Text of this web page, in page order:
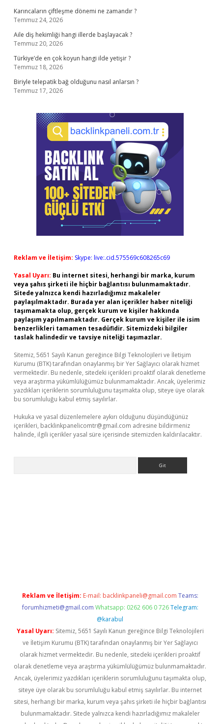
Karıncaların çiftleşme dönemi ne zamandır ?
Temmuz 24, 2026
Aile diş hekimliği hangi illerde başlayacak ?
Temmuz 20, 2026
Türkiye’de en çok koyun hangi ilde yetişir ?
Temmuz 18, 2026
Biriyle telepatik bağ olduğunu nasıl anlarsın ?
Temmuz 17, 2026
Reklam ve İletişim: Skype: live:.cid.575569c608265c69
Yasal Uyarı: Bu internet sitesi, herhangi bir marka, kurum
veya şahıs şirketi ile hiçbir bağlantısı bulunmamaktadır.
Sitede yalnızca kendi hazırladığımız makaleler
paylaşılmaktadır. Burada yer alan içerikler haber niteliği
taşımamakta olup, gerçek kurum ve kişiler hakkında
paylaşım yapılmamaktadır. Gerçek kurum ve kişiler ile isim
benzerlikleri tamamen tesadüfidir. Sitemizdeki bilgiler
taslak halindedir ve tavsiye niteliği taşımazlar.
Sitemiz, 5651 Sayılı Kanun gereğince Bilgi Teknolojileri ve İletişim
Kurumu (BTK) tarafından onaylanmış bir Yer Sağlayıcı olarak hizmet
vermektedir. Bu nedenle, sitedeki içerikleri proaktif olarak denetleme
veya araştırma yükümlülüğümüz bulunmamaktadır. Ancak, üyelerimiz
yazdıkları içeriklerin sorumluluğunu taşımakta olup, siteye üye olarak
bu sorumluluğu kabul etmiş sayılırlar.
Hukuka ve yasal düzenlemelere aykırı olduğunu düşündüğünüz
içerikleri, backlinkpanelicomtr@gmail.com adresine bildirmeniz
halinde, ilgili içerikler yasal süre içerisinde sitemizden kaldırılacaktır.
Reklam ve İletişim: E-mail: backlinkpaneli@gmail.com Teams:
forumhizmeti@gmail.com Whatsapp: 0262 606 0 726 Telegram:
@karabul
Yasal Uyarı: Sitemiz, 5651 Sayılı Kanun gereğince Bilgi Teknolojileri
ve İletişim Kurumu (BTK) tarafından onaylanmış bir Yer Sağlayıcı
olarak hizmet vermektedir. Bu nedenle, sitedeki içerikleri proaktif
olarak denetleme veya araştırma yükümlülüğümüz bulunmamaktadır.
Ancak, üyelerimiz yazdıkları içeriklerin sorumluluğunu taşımakta olup,
siteye üye olarak bu sorumluluğu kabul etmiş sayılırlar. Bu internet
sitesi, herhangi bir marka, kurum veya şahıs şirketi ile hiçbir bağlantısı
bulunmamaktadır. Sitede yalnızca kendi hazırladığımız makaleler